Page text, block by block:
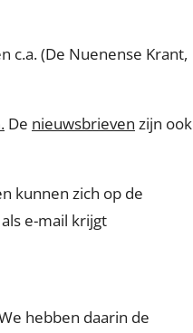
c.a. (De Nuenense Krant,
De nieuwsbrieven zijn ook
kunnen zich op de
e-mail krijgt
hebben daarin de